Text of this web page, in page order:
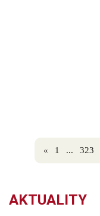
« 1 ... 323
AKTUALITY